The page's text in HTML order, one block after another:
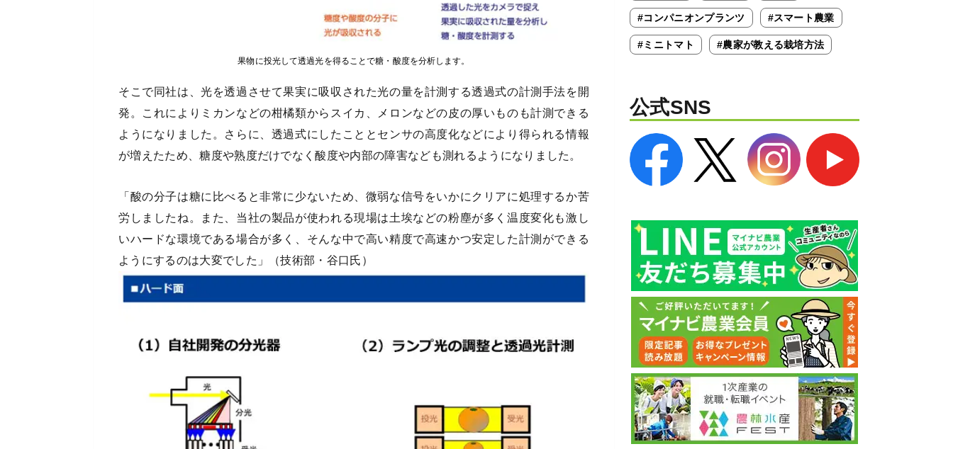
果物に投光して透過光を得ることで糖・酸度を分析します。
そこで同社は、光を透過させて果実に吸収された光の量を計測する透過式の計測手法を開
発。これによりミカンなどの柑橘類からスイカ、メロンなどの皮の厚いものも計測できる
ようになりました。さらに、透過式にしたこととセンサの高度化などにより得られる情報
が増えたため、糖度や熟度だけでなく酸度や内部の障害なども測れるようになりました。
「酸の分子は糖に比べると非常に少ないため、微弱な信号をいかにクリアに処理するか苦
労しましたね。また、当社の製品が使われる現場は土埃などの粉塵が多く温度変化も激し
いハードな環境である場合が多く、そんな中で高い精度で高速かつ安定した計測ができる
ようにするのは大変でした」（技術部・谷口氏）
#コンパニオンプランツ #スマート農業
#ミニトマト #農家が教える栽培方法
公式SNS